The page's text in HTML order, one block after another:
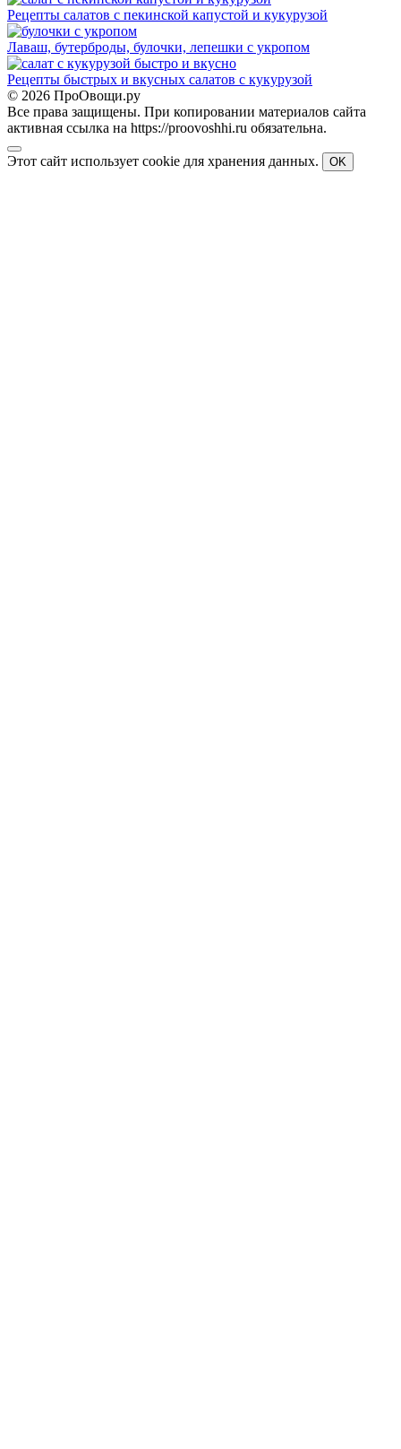
Рецепты салатов с пекинской капустой и кукурузой
Лаваш, бутерброды, булочки, лепешки с укропом
Рецепты быстрых и вкусных салатов с кукурузой
© 2026 ПроОвощи.ру
Все права защищены. При копировании материалов сайта
активная ссылка на https://proovoshhi.ru обязательна.
Этот сайт использует cookie для хранения данных. OK